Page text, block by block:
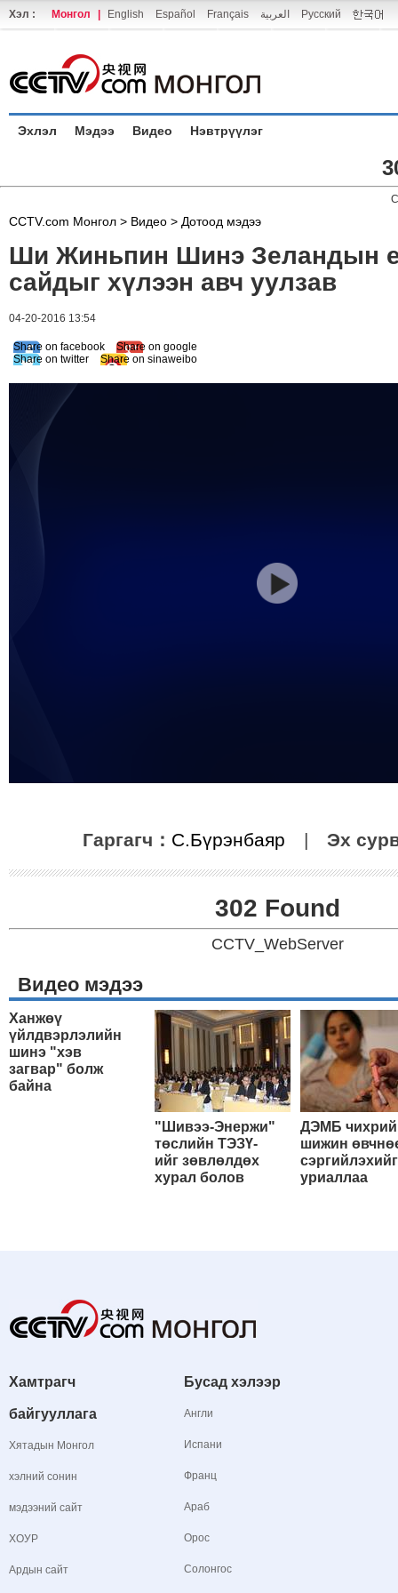
Хэл : Монгол English Español Français العربية Русский
Эхлэл Мэдээ Видео Нэвтрүүлэг
CCTV.com Монгол > Видео > Дотоод мэдээ
Ши Жиньпин Шинэ Зеландын
сайдыг хүлээн авч уулзав
04-20-2016 13:54
Share on facebook
Share on google
Share on twitter
Share on sinaweibo
Гаргагч： С.Бүрэнбаяр | Эх
302 Found
CCTV_WebServer
Видео мэдээ
Ханжөү
үйлдвэрлэлийн
шинэ "хэв
загвар" болж
байна
"Шивээ-Энержи"
төслийн ТЭЗҮ-
ийг зөвлөлдөх
хурал болов
ДЭМБ
шижин
сэргийлэхийг
уриаллаа
Хамтрагч
байгууллага
Хятадын Монгол
хэлний сонин
мэдээний сайт
ХОУР
Ардын сайт
Бусад хэлээр
Англи
Испани
Франц
Араб
Орос
Солонгос